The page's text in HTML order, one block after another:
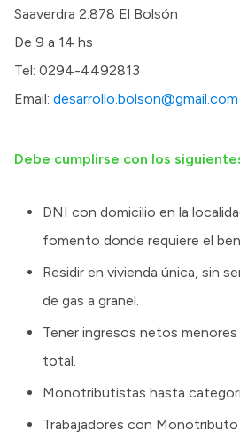
Saaverdra 2.878 El Bolsón
De 9 a 14 hs
Tel: 0294-4492813
Email: desarrollo.bolson@gmail.com
Debe cumplirse con los
DNI con domicilio en la
fomento donde requiere el
Residir en vivienda única, sin
de gas a granel.
Tener ingresos netos menores
total.
Monotributistas hasta
Trabajadores con Monotributo